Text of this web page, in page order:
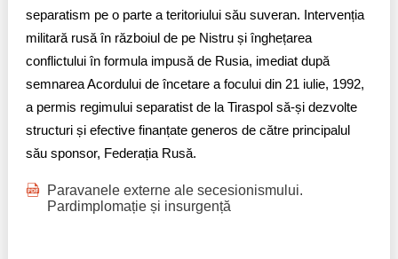
separatism pe o parte a teritoriului său suveran. Intervenția
militară rusă în războiul de pe Nistru și înghețarea
conflictului în formula impusă de Rusia, imediat după
semnarea Acordului de încetare a focului din 21 iulie, 1992,
a permis regimului separatist de la Tiraspol să-și dezvolte
structuri și efective finanțate generos de către principalul
său sponsor, Federația Rusă.
Paravanele externe ale secesionismului.
Pardimplomație și insurgență